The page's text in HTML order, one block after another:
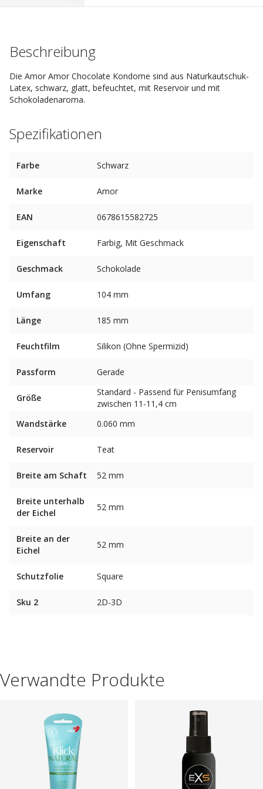
Beschreibung
Die Amor Amor Chocolate Kondome sind aus Naturkautschuk-
Latex, schwarz, glatt, befeuchtet, mit Reservoir und mit
Schokoladenaroma.
Spezifikationen
Farbe Schwarz
Marke Amor
EAN 0678615582725
Eigenschaft Farbig, Mit Geschmack
Geschmack Schokolade
Umfang 104 mm
Länge 185 mm
Feuchtfilm Silikon (Ohne Spermizid)
Passform Gerade
Größe
Standard - Passend für Penisumfang
zwischen 11-11,4 cm
Wandstärke
0.060 mm
Reservoir Teat
Breite am Schaft 52 mm
Breite unterhalb
der Eichel
52 mm
Breite an der
Eichel
52 mm
Schutzfolie Square
Sku 2 2D-3D
Verwandte Produkte